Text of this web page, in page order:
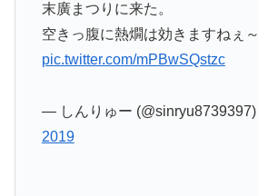
末廣まつりに来た。
空きっ腹に熱燗は効きますねぇ～
pic.twitter.com/mPBwSQstzc
— しんりゅー (@sinryu8739397)
2019